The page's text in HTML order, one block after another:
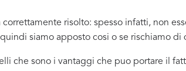
correttamente risolto: spesso infatti, non
siamo apposto cosi o se rischiamo di
che sono i vantaggi che puo portare il